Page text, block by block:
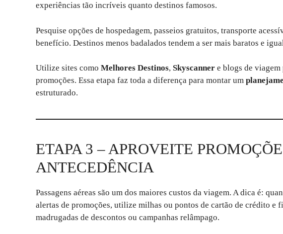
experiências tão incríveis quanto destinos famosos.
Pesquise opções de hospedagem, passeios gratuitos, transporte
benefício. Destinos menos badalados tendem a ser mais baratos e
Utilize sites como Melhores Destinos, Skyscanner e blogs de
promoções. Essa etapa faz toda a diferença para montar um
estruturado.
ETAPA 3 – APROVEITE
ANTECEDÊNCIA
Passagens aéreas são um dos maiores custos da viagem. A dica é:
alertas de promoções, utilize milhas ou pontos de cartão de crédito e
madrugadas de descontos ou campanhas relâmpago.